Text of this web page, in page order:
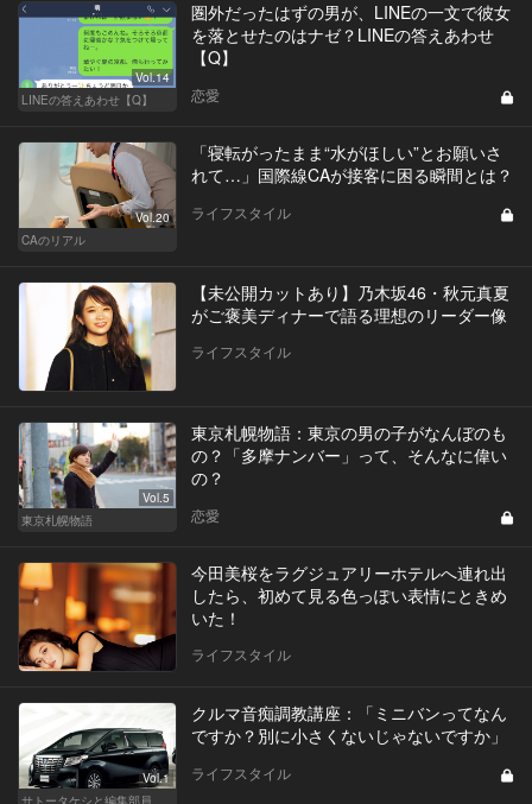
Vol.14
LINEの答えあわせ【Q】
圏外だったはずの男が、LINEの一文で彼女
を落とせたのはナゼ？LINEの答えあわせ
【Q】
恋愛
Vol.20
CAのリアル
「寝転がったまま“水がほしい”とお願いさ
れて…」国際線CAが接客に困る瞬間とは？
ライフスタイル
【未公開カットあり】乃木坂46・秋元真夏
がご褒美ディナーで語る理想のリーダー像
ライフスタイル
Vol.5
東京札幌物語
東京札幌物語：東京の男の子がなんぼのも
の？「多摩ナンバー」って、そんなに偉い
の？
恋愛
今田美桜をラグジュアリーホテルへ連れ出
したら、初めて見る色っぽい表情にときめ
いた！
ライフスタイル
Vol.1
クルマ音痴調教講座：「ミニバンってなん
ですか？別に小さくないじゃないですか」
ライフスタイル